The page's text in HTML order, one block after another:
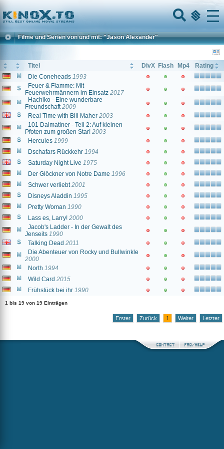
Home
Menu
Filme und Serien von und mit: "Jason Alexander"
Titel DivX Flash Mp4
Rating
Die Coneheads 1993
Feuer & Flamme: Mit
Feuerwehrmännern im Einsatz 2017
Hachiko - Eine wunderbare
Freundschaft 2009
Real Time with Bill Maher 2003
101 Dalmatiner - Teil 2: Auf kleinen
Pfoten zum großen Star! 2003
Hercules 1999
Dschafars Rückkehr 1994
Saturday Night Live 1975
Der Glöckner von Notre Dame 1996
Schwer verliebt 2001
Disneys Aladdin 1995
Pretty Woman 1990
Lass es, Larry! 2000
Jacob's Ladder - In der Gewalt des
Jenseits 1990
Talking Dead 2011
Die Abenteuer von Rocky und Bullwinkle
2000
North 1994
Wild Card 2015
Frühstück bei ihr 1990
1 bis 19 von 19 Einträgen
Erster Zurück 1 Weiter Letzter